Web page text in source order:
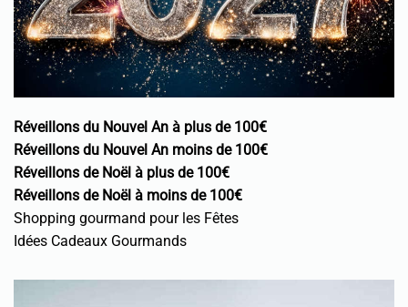
Réveillons du Nouvel An à plus de 100€
Réveillons du Nouvel An moins de 100€
Réveillons de Noël à plus de 100€
Réveillons de Noël à moins de 100€
Shopping gourmand pour les Fêtes
Idées Cadeaux Gourmands